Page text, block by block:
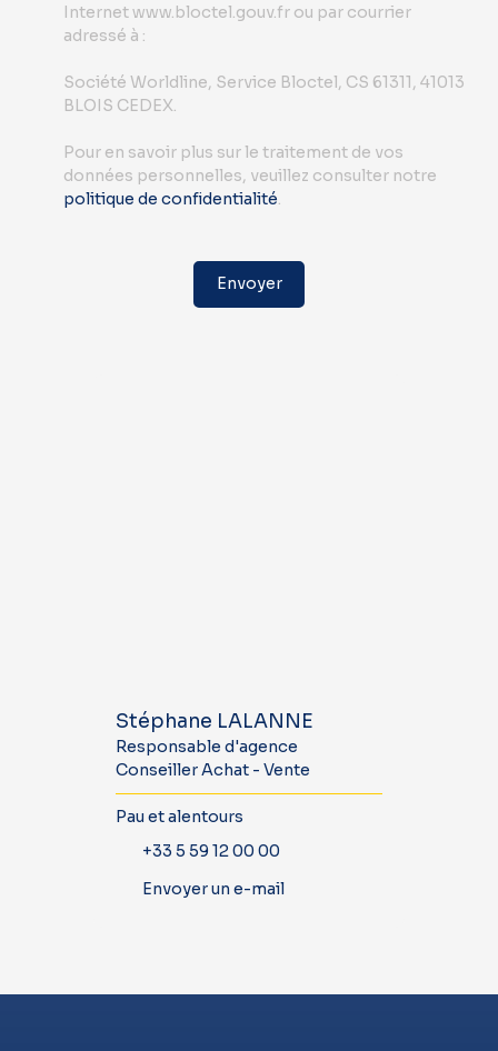
Internet www.bloctel.gouv.fr ou par courrier
adressé à :
Société Worldline, Service Bloctel, CS 61311, 41013
BLOIS CEDEX.
Pour en savoir plus sur le traitement de vos
données personnelles, veuillez consulter notre
politique de confidentialité.
Envoyer
Stéphane LALANNE
Responsable d'agence
Conseiller Achat - Vente
Pau et alentours
+33 5 59 12 00 00
Envoyer un e-mail